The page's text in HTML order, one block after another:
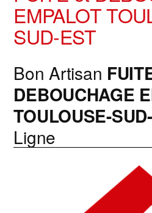
EMPALOT
SUD-EST
Bon Artisan
DEBOUCHAGE
TOULOUSE-
Ligne